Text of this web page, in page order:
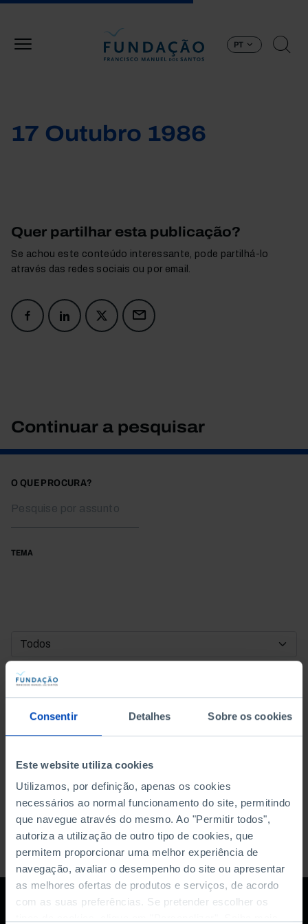
Consentir Detalhes Sobre os cookies
Este website utiliza cookies
Utilizamos, por definição, apenas os cookies
necessários ao normal funcionamento do site, permitindo
que navegue através do mesmo. Ao "Permitir todos",
autoriza a utilização de outro tipo de cookies, que
permitem proporcionar uma melhor experiência de
navegação, avaliar o desempenho do site ou apresentar
as melhores ofertas de produtos e serviços, de acordo
com as suas preferências. Se pretender escolher os
PT
17 Outubro 1986
Quer partilhar esta publicação?
Se achou este conteúdo interessante, pode partilhá-lo
através das redes sociais ou por email.
Continuar a pesquisar
O QUE PROCURA?
TEMA
DATA DE INÍCIO
DATA DE FIM